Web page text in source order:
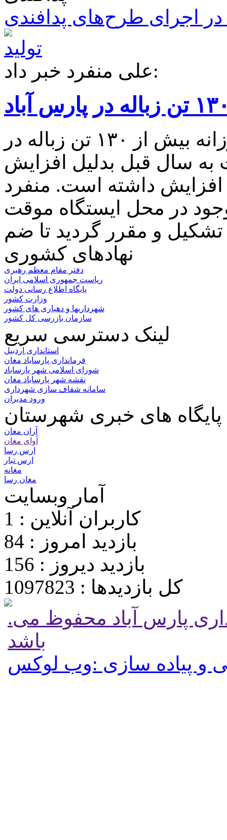
اجرای طرح‌های پدافندی
علی منفرد خبر داد:
شهردار پارس آباد گفت: روزانه بیش از ۱۳۰ تن زباله در
به سال قبل بدلیل افزایش
داشته است. منفرد
در محل ایستگاه موقت
نهادهای کشوری
دفتر مقام معظم رهبری
ریاست جمهوری اسلامی ایران
پایگاه اطلاع رسانی دولت
وزارت کشور
شهرداریها و دهیاری های کشور
سازمان بازرسی کل کشور
لینک دسترسی سریع
استانداری اردبیل
فرمانداری پارساباد مغان
شورای اسلامی شهر پارساباد
نقشه شهر پارساباد مغان
سامانه شفاف سازی شهرداری
ورود مدیران
پایگاه های خبری شهرستان
آران مغان
آوای مغان
ارس رسا
ارس تبار
مغانه
مغان رسا
آمار وبسایت
کاربران آنلاین : 1
بازدید امروز : 84
بازدید دیروز : 156
کل بازدیدها : 1097823
.تمامی حقوق برای پایگاه شهرداری پارس آباد محفوظ می
باشد
و پیاده سازی :وب لوکس